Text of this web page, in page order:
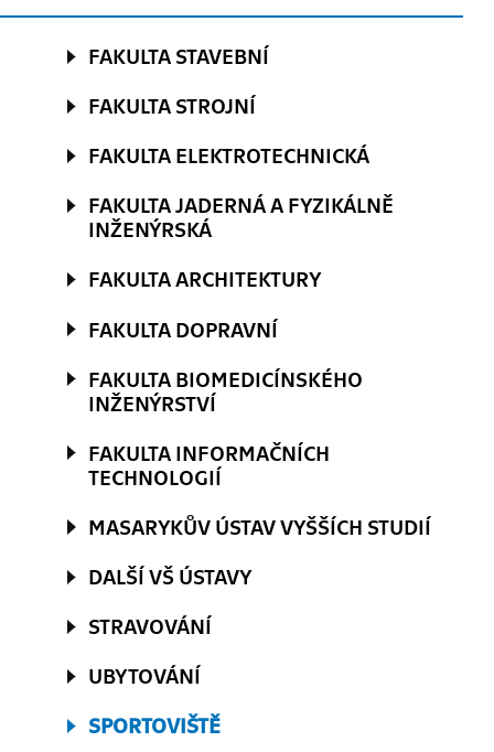
FAKULTA STAVEBNÍ
FAKULTA STROJNÍ
FAKULTA ELEKTROTECHNICKÁ
FAKULTA JADERNÁ A FYZIKÁLNĚ
INŽENÝRSKÁ
FAKULTA ARCHITEKTURY
FAKULTA DOPRAVNÍ
FAKULTA BIOMEDICÍNSKÉHO
INŽENÝRSTVÍ
FAKULTA INFORMAČNÍCH
TECHNOLOGIÍ
MASARYKŮV ÚSTAV VYŠŠÍCH STUDIÍ
DALŠÍ VŠ ÚSTAVY
STRAVOVÁNÍ
UBYTOVÁNÍ
SPORTOVIŠTĚ